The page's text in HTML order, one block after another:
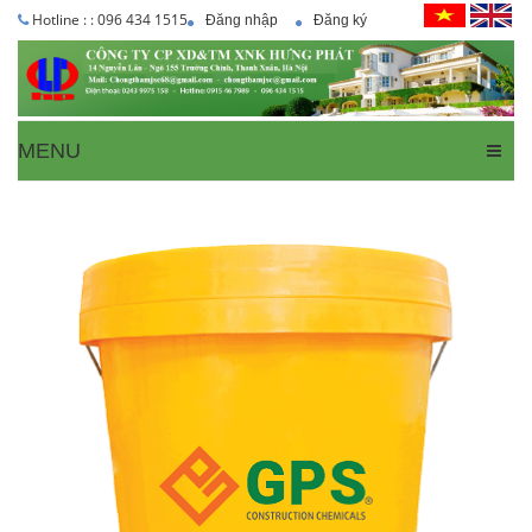
Hotline : : 096 434 1515 Đăng nhập Đăng ký
MENU